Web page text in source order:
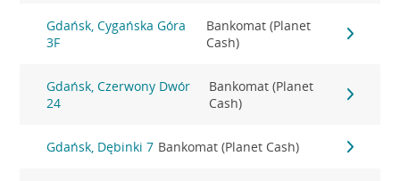
Gdańsk, Cygańska Góra
3F
Bankomat (Planet
Cash)
Gdańsk, Czerwony Dwór
24
Bankomat (Planet
Cash)
Gdańsk, Dębinki 7 Bankomat (Planet Cash)